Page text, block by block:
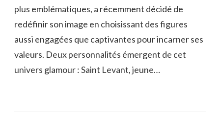
plus emblématiques, a récemment décidé de
redéfinir son image en choisissant des figures
aussi engagées que captivantes pour incarner ses
valeurs. Deux personnalités émergent de cet
univers glamour : Saint Levant, jeune…